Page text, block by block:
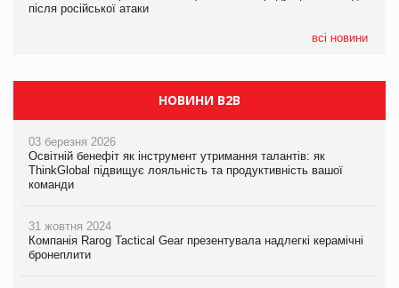
після російської атаки
всі новини
після російської атаки
після російської атаки
НОВИНИ B2B
03 березня 2026
Освітній бенефіт як інструмент утримання талантів: як
ThinkGlobal підвищує лояльність та продуктивність вашої
команди
31 жовтня 2024
Компанія Rarog Tactical Gear презентувала надлегкі керамічні
бронеплити